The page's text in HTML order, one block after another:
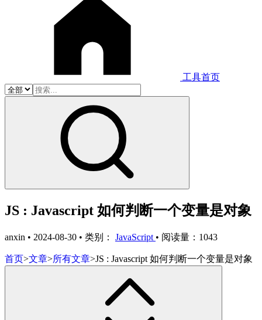
工具首页
JS : Javascript 如何判断一个变量是对象
anxin • 2024-08-30 • 类别： JavaScript • 阅读量：1043
首页>文章>所有文章>JS : Javascript 如何判断一个变量是对象